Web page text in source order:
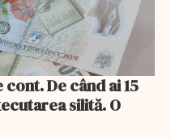
De când ai 15
silită. O